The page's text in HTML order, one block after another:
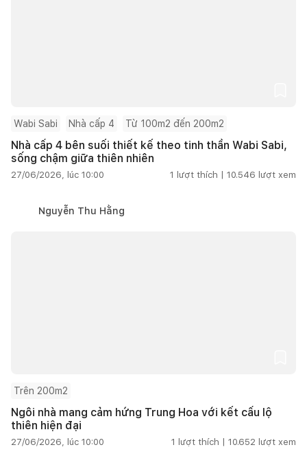
Wabi Sabi Nhà cấp 4 Từ 100m2 đến 200m2
Nhà cấp 4 bên suối thiết kế theo tinh thần Wabi Sabi,
sống chậm giữa thiên nhiên
27/06/2026, lúc 10:00 1 lượt thích | 10.546 lượt xem
Nguyễn Thu Hằng
Trên 200m2
Ngôi nhà mang cảm hứng Trung Hoa với kết cấu lộ
thiên hiện đại
27/06/2026, lúc 10:00 1 lượt thích | 10.652 lượt xem